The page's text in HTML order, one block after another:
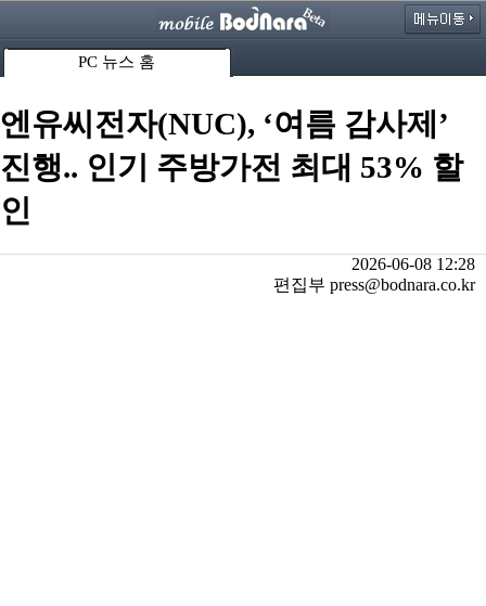
PC 뉴스 홈
엔유씨전자(NUC), ‘여름 감사제’
진행.. 인기 주방가전 최대 53% 할
인
2026-06-08 12:28
편집부 press@bodnara.co.kr